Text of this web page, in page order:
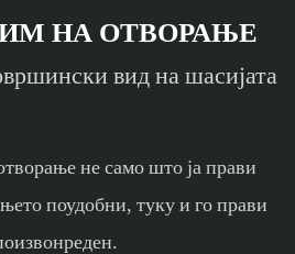
НА ОТВОРАЊЕ
вид на шасијата
не само што ја прави
поудобни, туку и го прави